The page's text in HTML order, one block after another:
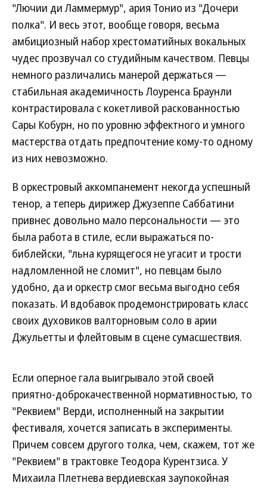
"Лючии ди Ламмермур", ария Тонио из "Дочери
полка". И весь этот, вообще говоря, весьма
амбициозный набор хрестоматийных вокальных
чудес прозвучал со студийным качеством. Певцы
немного различались манерой держаться —
стабильная академичность Лоуренса Браунли
контрастировала с кокетливой раскованностью
Сары Кобурн, но по уровню эффектного и умного
мастерства отдать предпочтение кому-то одному
из них невозможно.
В оркестровый аккомпанемент некогда успешный
тенор, а теперь дирижер Джузеппе Саббатини
привнес довольно мало персональности — это
была работа в стиле, если выражаться по-
библейски, "льна курящегося не угасит и трости
надломленной не сломит", но певцам было
удобно, да и оркестр смог весьма выгодно себя
показать. И вдобавок продемонстрировать класс
своих духовиков валторновым соло в арии
Джульетты и флейтовым в сцене сумасшествия.
Если оперное гала выигрывало этой своей
приятно-доброкачественной нормативностью, то
"Реквием" Верди, исполненный на закрытии
фестиваля, хочется записать в эксперименты.
Причем совсем другого толка, чем, скажем, тот же
"Реквием" в трактовке Теодора Курентзиса. У
Михаила Плетнева вердиевская заупокойная